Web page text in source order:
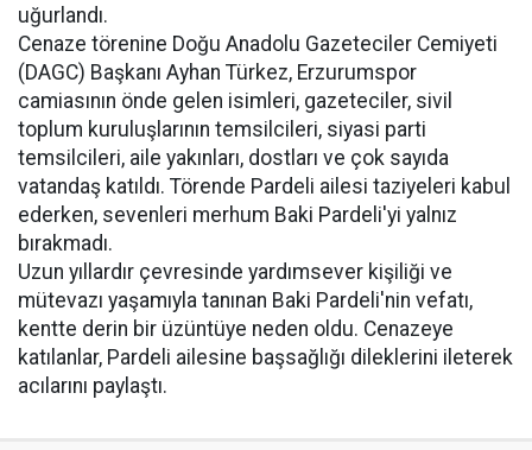
uğurlandı.
Cenaze törenine Doğu Anadolu Gazeteciler Cemiyeti
(DAGC) Başkanı Ayhan Türkez, Erzurumspor
camiasının önde gelen isimleri, gazeteciler, sivil
toplum kuruluşlarının temsilcileri, siyasi parti
temsilcileri, aile yakınları, dostları ve çok sayıda
vatandaş katıldı. Törende Pardeli ailesi taziyeleri kabul
ederken, sevenleri merhum Baki Pardeli'yi yalnız
bırakmadı.
Uzun yıllardır çevresinde yardımsever kişiliği ve
mütevazı yaşamıyla tanınan Baki Pardeli'nin vefatı,
kentte derin bir üzüntüye neden oldu. Cenazeye
katılanlar, Pardeli ailesine başsağlığı dileklerini ileterek
acılarını paylaştı.